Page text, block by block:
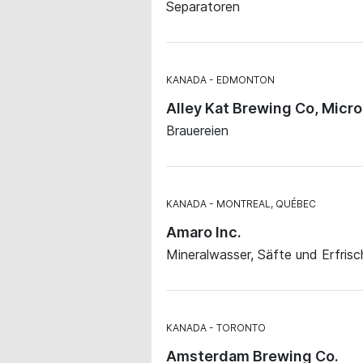
Separatoren
KANADA EDMONTON
Alley Kat Brewing Co,
Brauereien
KANADA MONTREAL, QUÉBEC
Amaro Inc.
Mineralwasser, Säfte und
KANADA TORONTO
Amsterdam Brewing Co.